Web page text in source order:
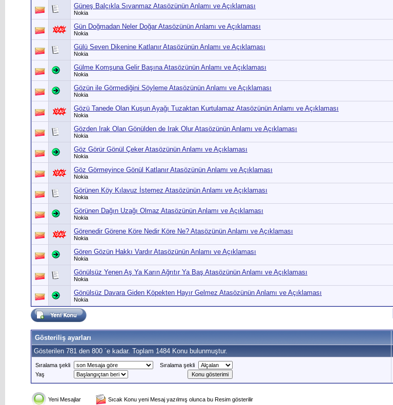
Güneş Balçıkla Sıvanmaz Atasözünün Anlamı ve Açıklaması
Nokia
Gün Doğmadan Neler Doğar Atasözünün Anlamı ve Açıklaması
Nokia
Gülü Seven Dikenine Katlanır Atasözünün Anlamı ve Açıklaması
Nokia
Gülme Komşuna Gelir Başına Atasözünün Anlamı ve Açıklaması
Nokia
Gözün ile Görmediğini Söyleme Atasözünün Anlamı ve Açıklaması
Nokia
Gözü Tanede Olan Kuşun Ayağı Tuzaktan Kurtulamaz Atasözünün Anlamı ve Açıklaması
Nokia
Gözden Irak Olan Gönülden de Irak Olur Atasözünün Anlamı ve Açıklaması
Nokia
Göz Görür Gönül Çeker Atasözünün Anlamı ve Açıklaması
Nokia
Göz Görmeyince Gönül Katlanır Atasözünün Anlamı ve Açıklaması
Nokia
Görünen Köy Kılavuz İstemez Atasözünün Anlamı ve Açıklaması
Nokia
Görünen Dağın Uzağı Olmaz Atasözünün Anlamı ve Açıklaması
Nokia
Görenedir Görene Köre Nedir Köre Ne? Atasözünün Anlamı ve Açıklaması
Nokia
Gören Gözün Hakkı Vardır Atasözünün Anlamı ve Açıklaması
Nokia
Gönülsüz Yenen Aş Ya Karın Ağrıtır Ya Baş Atasözünün Anlamı ve Açıklaması
Nokia
Gönülsüz Davara Giden Köpekten Hayır Gelmez Atasözünün Anlamı ve Açıklaması
Nokia
Gösteriliş ayarları
Gösterilen 781 den 800 ´e kadar. Toplam 1484 Konu bulunmuştur.
Sıralama şekli
Sıralama şekli
Yaş
Yeni Mesajlar Sıcak Konu yeni Mesaj yazılmış olunca bu Resim gösterilir